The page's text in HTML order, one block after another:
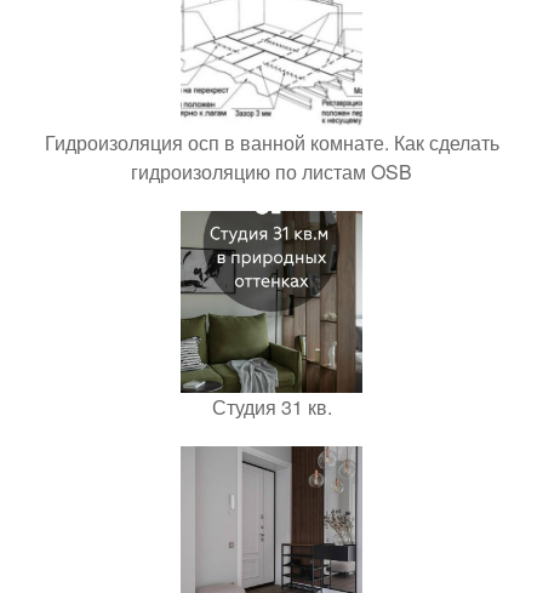
Гидроизоляция осп в ванной комнате. Как сделать
гидроизоляцию по листам OSB
Студия 31 кв.